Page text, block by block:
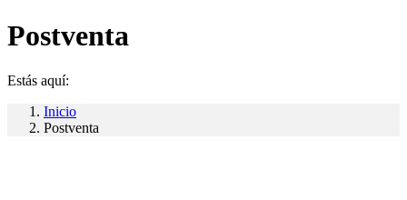
Postventa
Estás aquí:
Inicio
Postventa